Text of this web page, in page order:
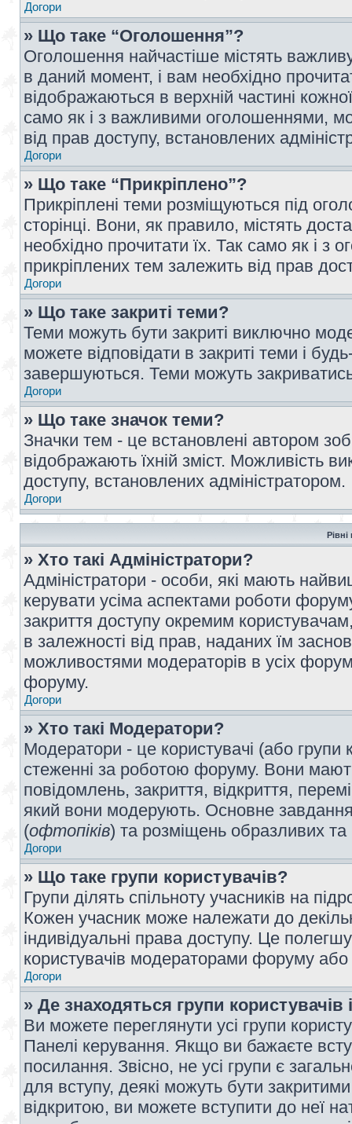
Догори
» Що таке “Оголошення”?
Оголошення найчастіше містять
в даний момент, і вам необхідно
відображаються в верхній частині
само як і з важливими оголошеннями,
від прав доступу, встановлених
Догори
» Що таке “Прикріплено”?
Прикріплені теми розміщуються під
сторінці. Вони, як правило, містять
необхідно прочитати їх. Так само як і
прикріплених тем залежить від прав
Догори
» Що таке закриті теми?
Теми можуть бути закриті виключно
можете відповідати в закриті теми і
завершуються. Теми можуть
Догори
» Що таке значок теми?
Значки тем - це встановлені автором
відображають їхній зміст. Можливість
доступу, встановлених адміністратором.
Догори
Рівні
» Хто такі Адміністратори?
Адміністратори - особи, які мають
керувати усіма аспектами роботи
закриття доступу окремим
в залежності від прав, наданих їм
можливостями модераторів в усіх
форуму.
Догори
» Хто такі Модератори?
Модератори - це користувачі (або
стеженні за роботою форуму. Вони
повідомлень, закриття, відкриття,
який вони модерують. Основне
(офтопіків) та розміщень образливих
Догори
» Що таке групи користувачів?
Групи ділять спільноту учасників на
Кожен учасник може належати до
індивідуальні права доступу. Це
користувачів модераторами форуму
Догори
» Де знаходяться групи користувачів
Ви можете переглянути усі групи
Панелі керування. Якщо ви бажаєте
посилання. Звісно, не усі групи є
для вступу, деякі можуть бути
відкритою, ви можете вступити до неї